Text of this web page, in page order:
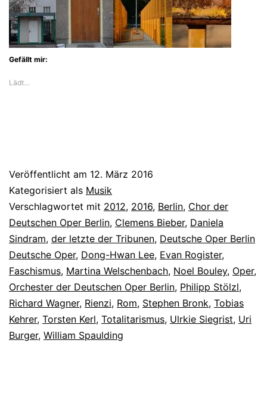
Deutschen
Oper
besticht
Optik
Gefällt mir:
Lädt…
Veröffentlicht am 12. März 2016
Kategorisiert als Musik
Verschlagwortet mit 2012, 2016, Berlin, Chor der
Deutschen Oper Berlin, Clemens Bieber, Daniela
Sindram, der letzte der Tribunen, Deutsche Oper Berlin
Deutsche Oper, Dong-Hwan Lee, Evan Rogister,
Faschismus, Martina Welschenbach, Noel Bouley, Oper,
Orchester der Deutschen Oper Berlin, Philipp Stölzl,
Richard Wagner, Rienzi, Rom, Stephen Bronk, Tobias
Kehrer, Torsten Kerl, Totalitarismus, Ulrkie Siegrist, Uri
Burger, William Spaulding